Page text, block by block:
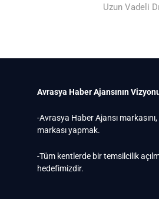
post:
Uzun Vadeli
Avrasya Haber Ajansının
-Avrasya Haber Ajansı
markası yapmak.
-Tüm kentlerde bir temsilcilik
hedefimizdir.